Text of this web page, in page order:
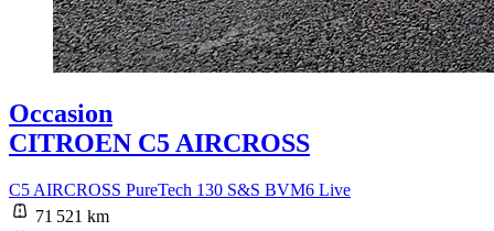
Occasion
CITROEN C5 AIRCROSS
C5 AIRCROSS PureTech 130 S&S BVM6 Live
71 521 km